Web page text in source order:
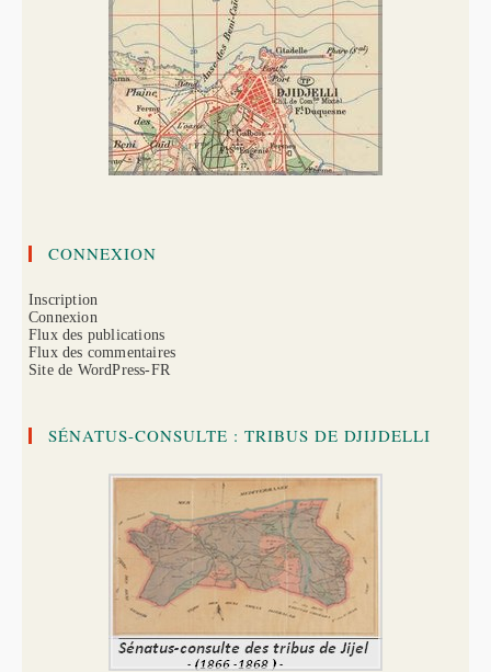
CONNEXION
Inscription
Connexion
Flux des publications
Flux des commentaires
Site de WordPress-FR
SÉNATUS-CONSULTE : TRIBUS DE DJIJDELLI